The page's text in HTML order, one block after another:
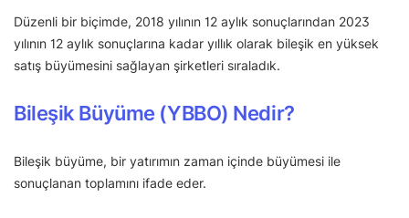
Düzenli bir biçimde, 2018 yılının 12 aylık sonuçlarından 2023
yılının 12 aylık sonuçlarına kadar yıllık olarak bileşik en yüksek
satış büyümesini sağlayan şirketleri sıraladık.
Bileşik Büyüme (YBBO) Nedir?
Bileşik büyüme, bir yatırımın zaman içinde büyümesi ile
sonuçlanan toplamını ifade eder.